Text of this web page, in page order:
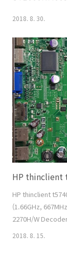
2018. 8. 30.
HP thinclient
HP thinclient
(1.66GHz,
2270H/W
닉스였나...아마 그
2018. 8. 15.